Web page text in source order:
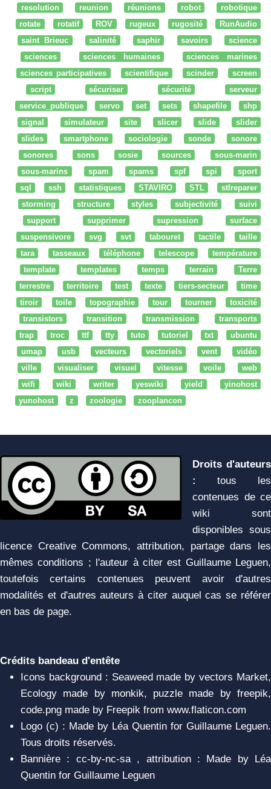
resolution
reunion réunions robot
robotique
rotate
rotatif ROV rugeux rugosité
RunAudio
saint Brieuc
salinité saphir savoirs
science
sciences
sciences humaines
sciences marines
sciences participatives
scientifique scinder
screen
script
sécuriser sécurité
serveur
service_publique
servo set sets shapefile
shp
signal
simulateur site slicer slide
slider
slides
smartphone sociologie sonde
sonore
sonores
sons sosie sources
sous-marin
sous-marins
spam spams spf spi
sport
sql
ssh statistiques STAVIRO STL
stlreparer
storming
structure styles subjectivité
suivi
support
supprimer supression
surface
suspensivore
svg svt tabouret tactile
taille
tara
tasseaux téléphone telescope
température
template
templates temps terrain
Terre
terrestre
territoire test texte tiers-secteur
time
tiroir
toile topographie tour tourner
toxicité
transistors
transition transmission
transports
trap
troc ttf tty tuto tutoriel txt
ubuntu
umap
usb vecteurs vectoriels vent
vidéo
ville
visualiser visuel vitesse voile
web
wifi
wiki writer yeswiki yield
yinohost
yunohost
z zoologie zooplancon
Droits d'auteurs
:
tous les
contenues de ce
wiki sont
disponibles sous
licence Creative Commons, attribution, partage dans les
mêmes conditions ; l'auteur à citer est Guillaume Leguen,
toutefois certains contenues peuvent avoir d'autres
modalités et d'autres auteurs à citer auquel cas se référer
en bas de page.
Crédits bandeau d'entête
Icons background : Seaweed made by vectors Market,
Ecology made by monkik, puzzle made by freepik,
code.png made by Freepik from www.flaticon.com
Logo (c) : Made by Léa Quentin for Guillaume Leguen.
Tous droits réservés.
Bannière : cc-by-nc-sa , attribution : Made by Léa
Quentin for Guillaume Leguen